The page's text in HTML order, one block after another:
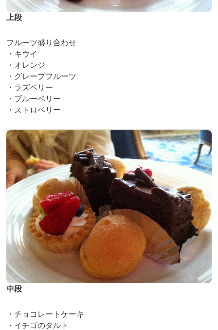
上段
フルーツ盛り合わせ
・キウイ
・オレンジ
・グレープフルーツ
・ラズベリー
・ブルーベリー
・ストロベリー
中段
・チョコレートケーキ
・イチゴのタルト